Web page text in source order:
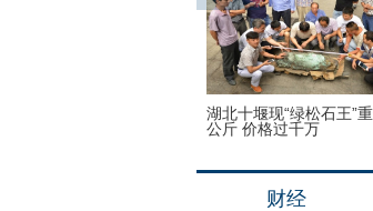
湖北十堰现“绿松石王”
公斤 价格过千万
财经